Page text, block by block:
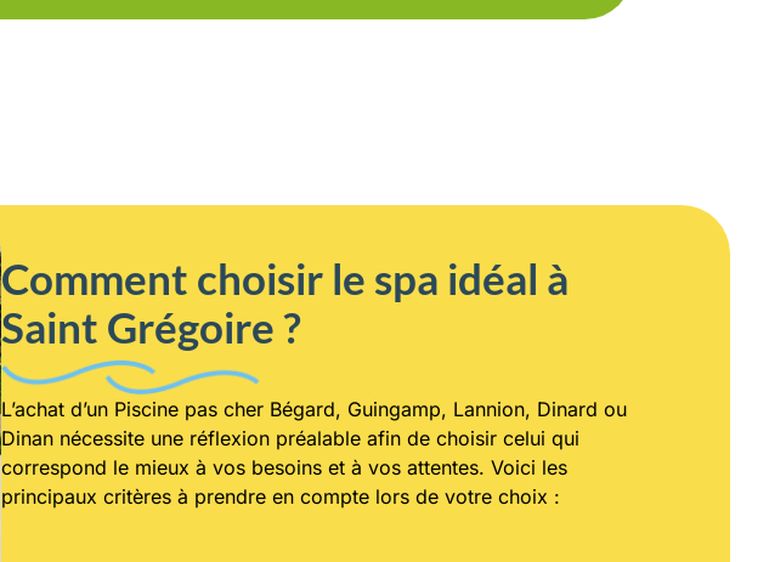
Comment choisir le spa idéal à
Saint Grégoire ?
L’achat d’un Piscine pas cher Bégard, Guingamp, Lannion, Dinard ou
Dinan nécessite une réflexion préalable afin de choisir celui qui
correspond le mieux à vos besoins et à vos attentes. Voici les
principaux critères à prendre en compte lors de votre choix :